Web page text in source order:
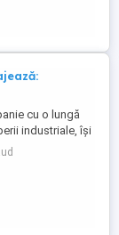
cu o lungă
industriale, își
operator
mașinilor
serioasă,
grup stabil și